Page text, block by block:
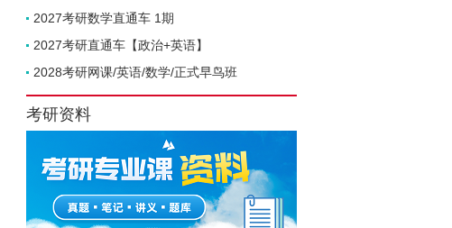
2027考研数学直通车 1期
2027考研直通车【政治+英语】
2028考研网课/英语/数学/正式早鸟班
考研资料